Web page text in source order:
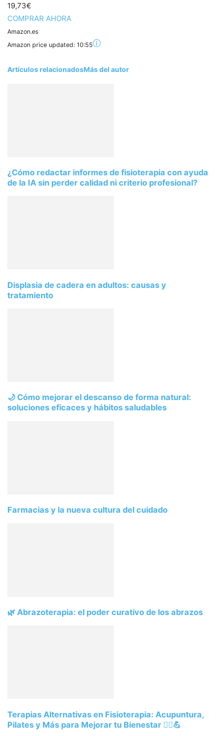
19,73€
COMPRAR AHORA
Amazon.es
Amazon price updated: 10:55
Artículos relacionadosMás del autor
¿Cómo redactar informes de fisioterapia con ayuda
de la IA sin perder calidad ni criterio profesional?
Displasia de cadera en adultos: causas y
tratamiento
🌙 Cómo mejorar el descanso de forma natural:
soluciones eficaces y hábitos saludables
Farmacias y la nueva cultura del cuidado
🌿 Abrazoterapia: el poder curativo de los abrazos
Terapias Alternativas en Fisioterapia: Acupuntura,
Pilates y Más para Mejorar tu Bienestar 💆‍♂️💪